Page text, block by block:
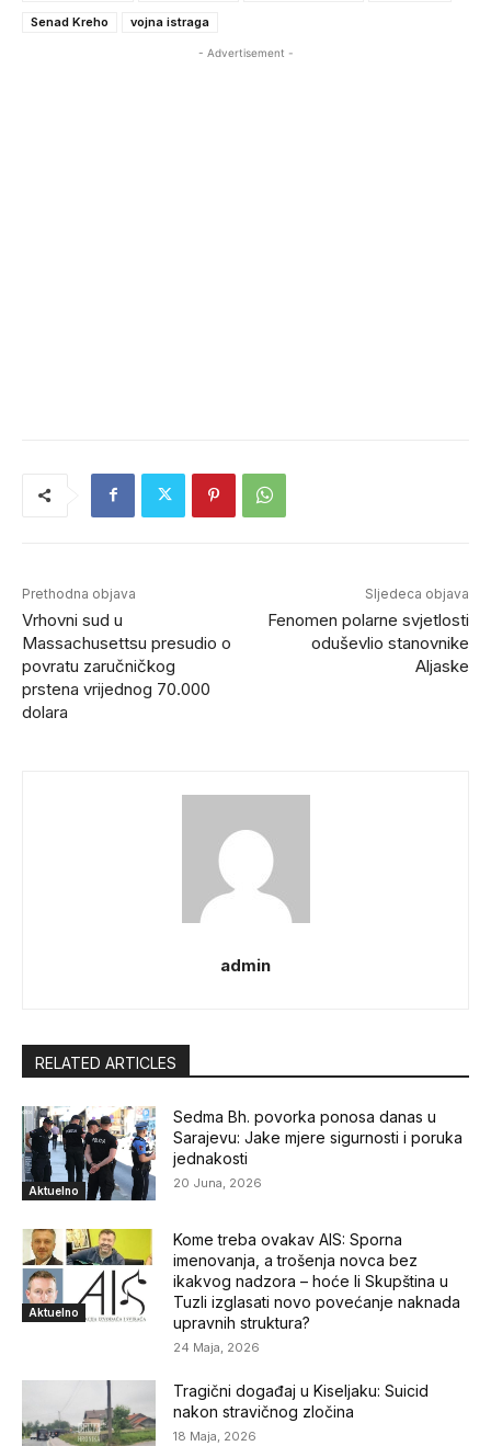
Senad Kreho
vojna istraga
- Advertisement -
Prethodna objava
Vrhovni sud u
Massachusettsu presudio o
povratu zaručničkog
prstena vrijednog 70.000
dolara
Sljedeca objava
Fenomen polarne svjetlosti
oduševlio stanovnike
Aljaske
admin
RELATED ARTICLES
Aktuelno
Sedma Bh. povorka ponosa danas u
Sarajevu: Jake mjere sigurnosti i poruka
jednakosti
20 Juna, 2026
Aktuelno
Kome treba ovakav AIS: Sporna
imenovanja, a trošenja novca bez
ikakvog nadzora – hoće li Skupština u
Tuzli izglasati novo povećanje naknada
upravnih struktura?
24 Maja, 2026
Tragični događaj u Kiseljaku: Suicid
nakon stravičnog zločina
18 Maja, 2026